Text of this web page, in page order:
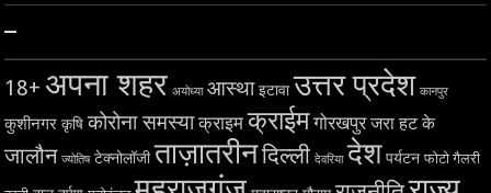
–
18+ अपना शहर अयोध्या आस्था इटावा उत्तर प्रदेश कानपुर
कुशीनगर कृषि कोरोना समस्या क्राइम क्राईम गोरखपुर जरा हट के
जालौन ज्योतिष टेक्नोलॉजी ताज़ातरीनदिल्ली देवरिया देश पर्यटन फोटो गैलरी